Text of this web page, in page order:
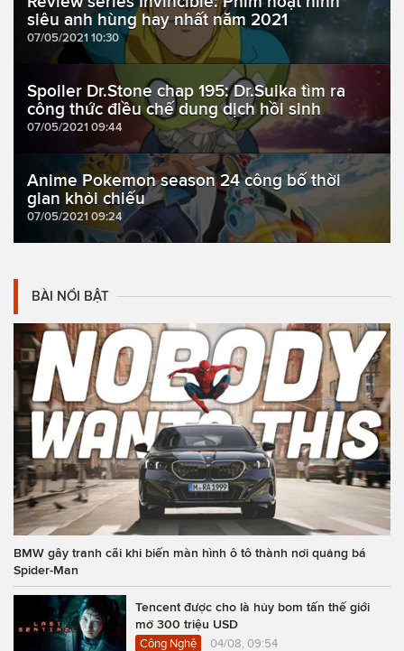
siêu anh hùng hay nhất năm 2021
07/05/2021 10:30
Spoiler Dr.Stone chap 195: Dr.Suika tìm ra
công thức điều chế dung dịch hồi sinh
07/05/2021 09:44
Anime Pokemon season 24 công bố thời
gian khỏi chiếu
07/05/2021 09:24
BÀI NỔI BẬT
BMW gây tranh cãi khi biến màn hình ô tô thành nơi quảng bá
Spider-Man
Tencent được cho là hủy bom tấn thế giới
mở 300 triệu USD
Công Nghệ 04/08, 09:54